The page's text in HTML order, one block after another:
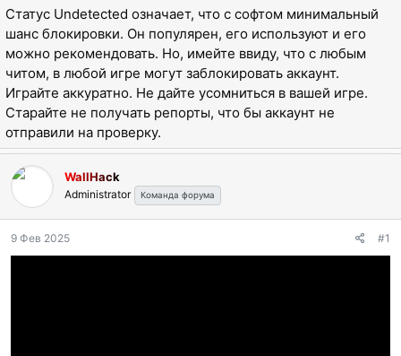
е
м
ы
ч
а
л
а
Статус Undetected означает, что с софтом минимальный
шанс блокировки. Он популярен, его используют и его
можно рекомендовать. Но, имейте ввиду, что с любым
читом, в любой игре могут заблокировать аккаунт.
Играйте аккуратно. Не дайте усомниться в вашей игре.
Старайте не получать репорты, что бы аккаунт не
отправили на проверку.
WallHack
Administrator Команда форума
9 Фев 2025 #1